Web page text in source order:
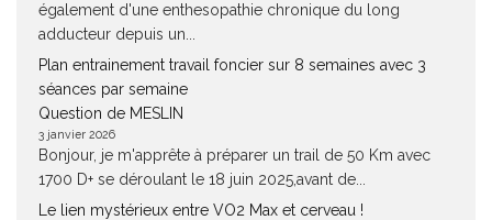
également d'une enthesopathie chronique du long
adducteur depuis un...
Plan entrainement travail foncier sur 8 semaines avec 3
séances par semaine
Question de MESLIN
3 janvier 2026
Bonjour, je m'apprête à préparer un trail de 50 Km avec
1700 D+ se déroulant le 18 juin 2025,avant de...
Le lien mystérieux entre VO2 Max et cerveau !